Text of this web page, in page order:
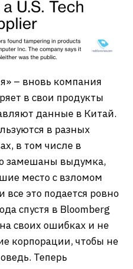
– вновь компания
в свои продукты
данные в Китай.
в разных
в том числе в
замешаны выдумка,
место с взломом
это подается ровно
спустя в Bloomberg
своих ошибках и не
корпорации, чтобы не
Теперь